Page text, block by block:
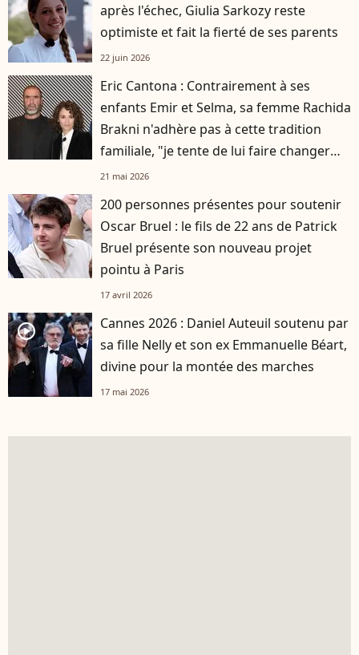
après l'échec, Giulia Sarkozy reste
optimiste et fait la fierté de ses parents
22 juin 2026
Eric Cantona : Contrairement à ses
enfants Emir et Selma, sa femme Rachida
Brakni n'adhère pas à cette tradition
familiale, "je tente de lui faire changer
d'avis"
21 mai 2026
200 personnes présentes pour soutenir
Oscar Bruel : le fils de 22 ans de Patrick
Bruel présente son nouveau projet
pointu à Paris
17 avril 2026
player2
Cannes 2026 : Daniel Auteuil soutenu par
sa fille Nelly et son ex Emmanuelle Béart,
divine pour la montée des marches
17 mai 2026